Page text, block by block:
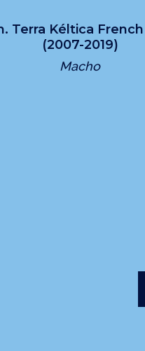
Terra Kéltica
(2007-2019)
Macho